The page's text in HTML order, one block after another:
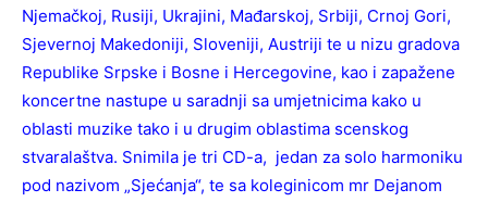
Njemačkoj, Rusiji, Ukrajini, Mađarskoj, Srbiji, Crnoj Gori,
Sjevernoj Makedoniji, Sloveniji, Austriji te u nizu gradova
Republike Srpske i Bosne i Hercegovine, kao i zapažene
koncertne nastupe u saradnji sa umjetnicima kako u
oblasti muzike tako i u drugim oblastima scenskog
stvaralaštva. Snimila je tri CD-a, jedan za solo harmoniku
pod nazivom „Sjećanja“, te sa koleginicom mr Dejanom